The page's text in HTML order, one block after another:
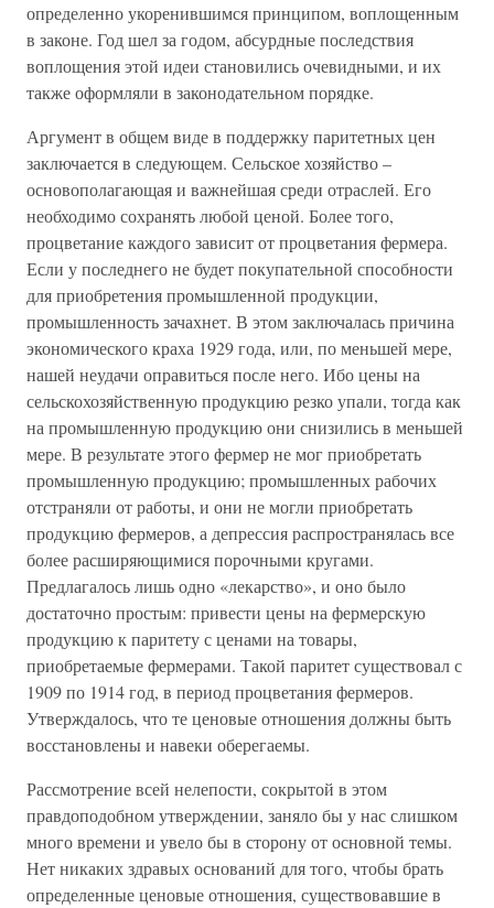
определенно укоренившимся принципом, воплощенным
в законе. Год шел за годом, абсурдные последствия
воплощения этой идеи становились очевидными, и их
также оформляли в законодательном порядке.
Аргумент в общем виде в поддержку паритетных цен
заключается в следующем. Сельское хозяйство –
основополагающая и важнейшая среди отраслей. Его
необходимо сохранять любой ценой. Более того,
процветание каждого зависит от процветания фермера.
Если у последнего не будет покупательной способности
для приобретения промышленной продукции,
промышленность зачахнет. В этом заключалась причина
экономического краха 1929 года, или, по меньшей мере,
нашей неудачи оправиться после него. Ибо цены на
сельскохозяйственную продукцию резко упали, тогда как
на промышленную продукцию они снизились в меньшей
мере. В результате этого фермер не мог приобретать
промышленную продукцию; промышленных рабочих
отстраняли от работы, и они не могли приобретать
продукцию фермеров, а депрессия распространялась все
более расширяющимися порочными кругами.
Предлагалось лишь одно «лекарство», и оно было
достаточно простым: привести цены на фермерскую
продукцию к паритету с ценами на товары,
приобретаемые фермерами. Такой паритет существовал с
1909 по 1914 год, в период процветания фермеров.
Утверждалось, что те ценовые отношения должны быть
восстановлены и навеки оберегаемы.
Рассмотрение всей нелепости, сокрытой в этом
правдоподобном утверждении, заняло бы у нас слишком
много времени и увело бы в сторону от основной темы.
Нет никаких здравых оснований для того, чтобы брать
определенные ценовые отношения, существовавшие в